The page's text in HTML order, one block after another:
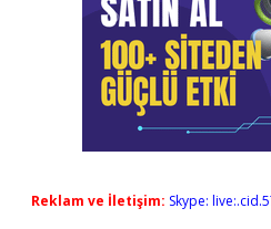
Reklam ve İletişim: Skype: